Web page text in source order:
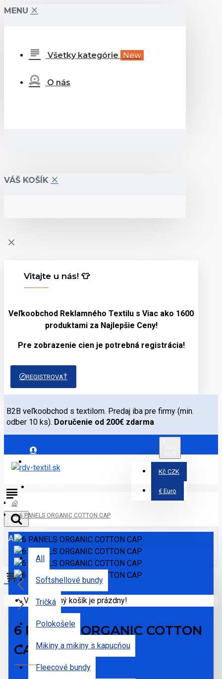
MENU
Všetky kategórie New
O nás
VÁŠ KOŠÍK
Vitajte u nás! 👕
Veľkoobchod Reklamného Textilu s Viac ako 1600
produktami za Najlepšie Ceny!
Pre zobrazenie cien je potrebná registrácia!
REGISTROVAŤ
B2B veľkoobchod s textilom. Predaj iba pre firmy (min.
odber 10 ks). Doručenie od 200€ zdarma
Kč CZK
€ Euro
All
All
Softshellové bundy
Tričká
Polokošele
Mikiny a mikiny s kapucňou
Fleecové bundy
Váš nákupný košík je prázdny!
6 PANELS ORGANIC COTTON CAP
6 PANELS ORGANIC COTTON
CAP